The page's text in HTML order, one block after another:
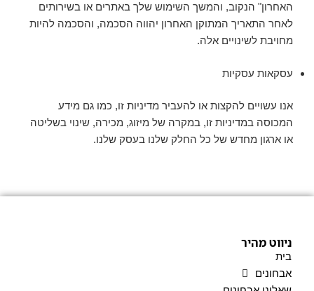
האחרון" הנקוב, והמשך השימוש שלך באתרים או בשירותים
לאחר התאריך המתוקן האחרון יהווה הסכמה, והסכמה להיות
מחויבת לשינויים אלה.
עסקאות עסקיות
אנו עשויים להקצות או להעביר מדיניות זו, כמו גם מידע
המכוסה במדיניות זו, במקרה של מיזוג, מכירה, שינוי בשליטה
או ארגון מחדש של כל החלק שלנו בעסק שלנו.
ניווט מהיר
בית
אבחונים